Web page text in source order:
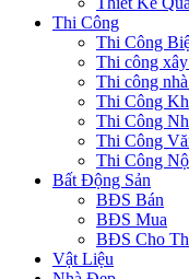
Thi Công
Thi Công
Thi công
Thi công
Thi Công
Thi Công
Thi Công
Thi Công
Bất Động Sản
BĐS Bán
BĐS Mua
BĐS Cho
Vật Liệu